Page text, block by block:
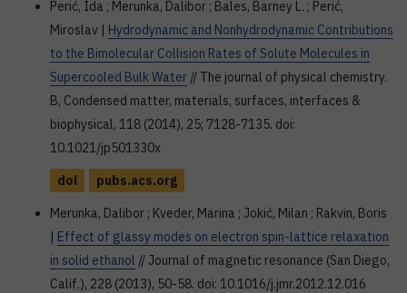
Perić, Ida ; Merunka, Dalibor ; Bales, Barney L. ; Perić,
Miroslav | Hydrodynamic and Nonhydrodynamic Contributions
to the Bimolecular Collision Rates of Solute Molecules in
Supercooled Bulk Water // The journal of physical chemistry.
B, Condensed matter, materials, surfaces, interfaces &
biophysical, 118 (2014), 25; 7128-7135. doi:
10.1021/jp501330x
doi
pubs.acs.org
Merunka, Dalibor ; Kveder, Marina ; Jokić, Milan ; Rakvin, Boris
| Effect of glassy modes on electron spin-lattice relaxation
in solid ethanol // Journal of magnetic resonance (San Diego,
Calif.), 228 (2013), 50-58. doi: 10.1016/j.jmr.2012.12.016